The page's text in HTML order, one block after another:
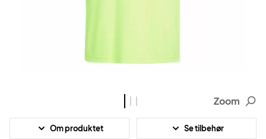
Zoom
Om produktet Se tilbehør